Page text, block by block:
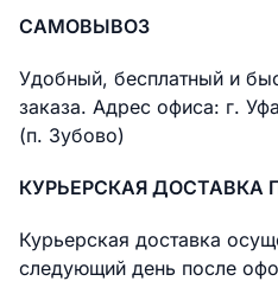
САМОВЫВОЗ
Удобный, бесплатный и
заказа. Адрес офиса: г.
(п. Зубово)
КУРЬЕРСКАЯ ДОСТАВКА
Курьерская доставка
следующий день после